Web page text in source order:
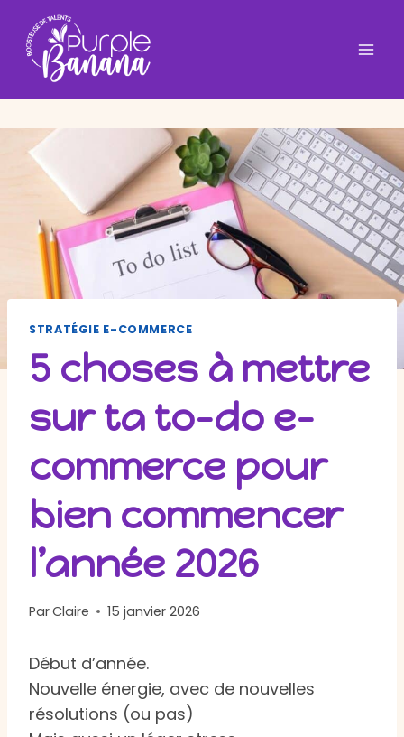
contenu
STRATÉGIE E-COMMERCE
5 choses à mettre
sur ta to-do e-
commerce pour
bien commencer
l’année 2026
ParClaire 15 janvier 2026
Début d’année.
Nouvelle énergie, avec de nouvelles
résolutions (ou pas)